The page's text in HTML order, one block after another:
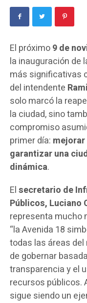
El próximo9 de
la inauguración de
más significativas
del intendente
solo marcó la
la ciudad, sino
compromiso
primer día:
garantizar una
dinámica.
Elsecretario de
Públicos, Luciano
representa mucho
“la Avenida 18
todas las áreas
de gobernar
transparencia y el
recursos públicos.
sigue siendo un